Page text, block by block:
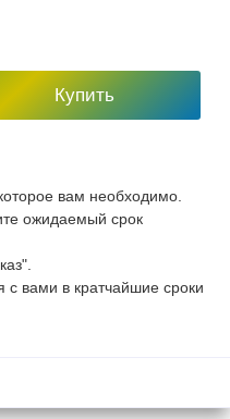
Купить
вам необходимо.
ожидаемый срок
вами в кратчайшие сроки